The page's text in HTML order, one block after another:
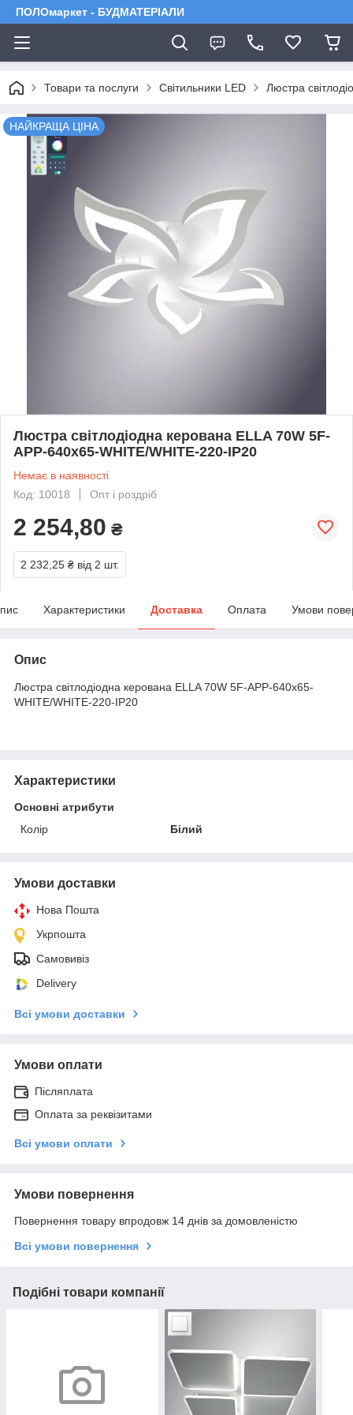
ПОЛОмаркет - БУДМАТЕРІАЛИ
Товари та послуги Світильники LED Люстра
НАЙКРАЩА ЦІНА
Люстра світлодіодна керована ELLA 70W 5F-
APP-640x65-WHITE/WHITE-220-IP20
Немає в наявності
Код: 10018
Опт і роздріб
2 254,80 ₴
2 232,25 ₴ від 2 шт.
Характеристики Доставка Оплата Умови
Опис
Люстра світлодіодна керована ELLA 70W 5F-APP-640x65-
WHITE/WHITE-220-IP20
Характеристики
Основні атрибути
Колір
Білий
Умови доставки
Нова Пошта
Укрпошта
Самовивіз
Delivery
Всі умови доставки
Умови оплати
Післяплата
Оплата за реквізитами
Всі умови оплати
Умови повернення
Повернення товару впродовж 14 днів за домовленістю
Всі умови повернення
Подібні товари компанії